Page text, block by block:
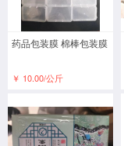
药品包装膜 棉棒包装膜
￥ 10.00/公斤